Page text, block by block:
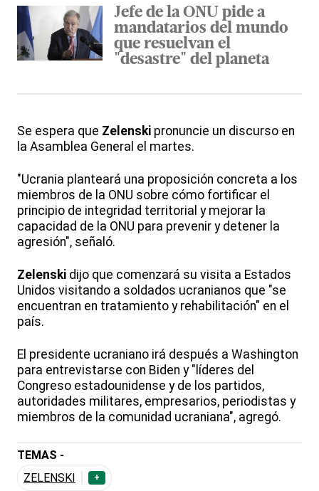
Jefe de la ONU pide a
mandatarios del mundo
que resuelvan el
"desastre" del planeta
Se espera que Zelenski pronuncie un discurso en
la Asamblea General el martes.
"Ucrania planteará una proposición concreta a los
miembros de la ONU sobre cómo fortificar el
principio de integridad territorial y mejorar la
capacidad de la ONU para prevenir y detener la
agresión", señaló.
Zelenski dijo que comenzará su visita a Estados
Unidos visitando a soldados ucranianos que "se
encuentran en tratamiento y rehabilitación" en el
país.
El presidente ucraniano irá después a Washington
para entrevistarse con Biden y "líderes del
Congreso estadounidense y de los partidos,
autoridades militares, empresarios, periodistas y
miembros de la comunidad ucraniana", agregó.
TEMAS -
ZELENSKI
+